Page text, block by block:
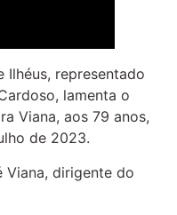
Ilhéus, representado
lamenta o
Viana, aos 79 anos,
de 2023.
Viana, dirigente do